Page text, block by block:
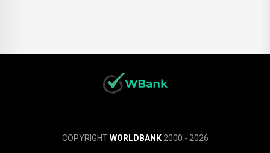
COPYRIGHTWORLDBANK2000 - 2026